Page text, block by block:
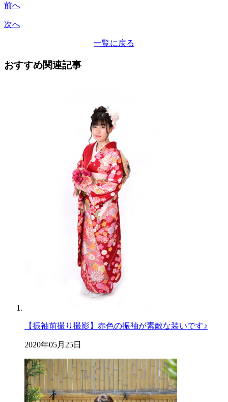
前へ
次へ
一覧に戻る
おすすめ関連記事
【振袖前撮り撮影】赤色の振袖が素敵な装いです♪
2020年05月25日